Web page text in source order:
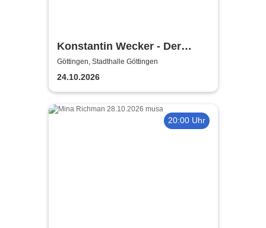
Konstantin Wecker - Der
Liebe zuliebe
Göttingen, Stadthalle Göttingen
24.10.2026
20:00 Uhr